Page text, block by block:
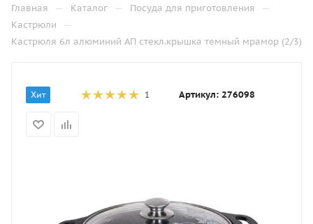
Главная — Каталог — Посуда для приготовления —
Кастрюли —
Кастрюля 6л алюминий АП стекл.крышка темный мрамор (2/3)
Хит 1 Артикул: 276098